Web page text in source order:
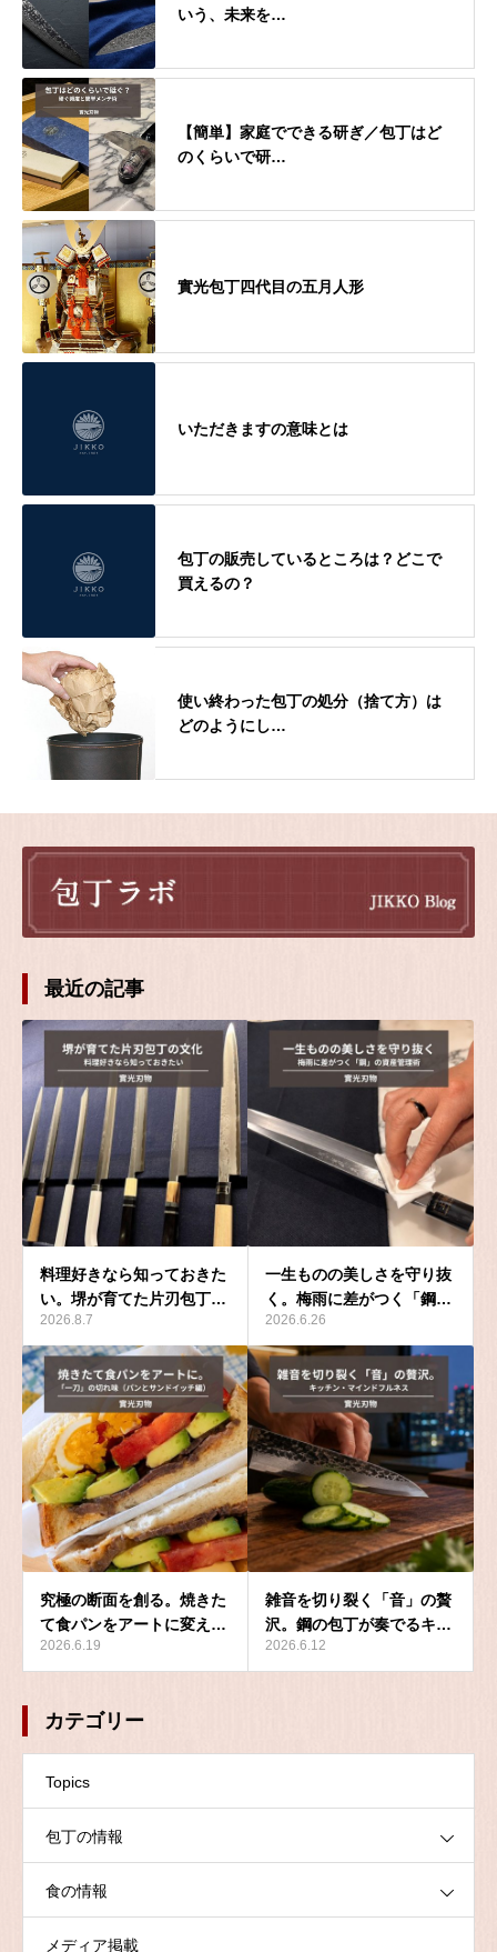
いう、未来を…
【簡単】家庭でできる研ぎ／包丁はど
のくらいで研…
實光包丁四代目の五月人形
いただきますの意味とは
包丁の販売しているところは？どこで
買えるの？
使い終わった包丁の処分（捨て方）は
どのようにし…
最近の記事
料理好きなら知っておきた
い。堺が育てた片刃包丁…
2026.8.7
一生ものの美しさを守り抜
く。梅雨に差がつく「鋼…
2026.6.26
究極の断面を創る。焼きた
て食パンをアートに変え…
2026.6.19
雑音を切り裂く「音」の贅
沢。鋼の包丁が奏でるキ…
2026.6.12
カテゴリー
Topics
包丁の情報
食の情報
メディア掲載